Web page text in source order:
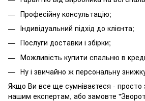
Професійну консультацію;
Індивідуальний підхід до клієнта;
Послуги доставки і збірки;
Можливість купити спальню в
Ну і звичайно ж персональну
Якщо Ви все ще сумніваєтеся - просто
нашим експертам, або замовте